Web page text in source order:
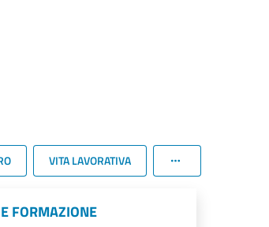
VITA LAVORATIVA
FORMAZIONE